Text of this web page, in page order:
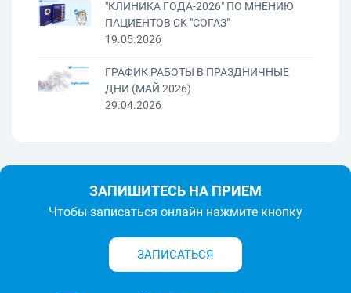
"КЛИНИКА ГОДА-2026" ПО МНЕНИЮ
ПАЦИЕНТОВ СК "СОГАЗ"
19.05.2026
ГРАФИК РАБОТЫ В ПРАЗДНИЧНЫЕ
ДНИ (МАЙ 2026)
29.04.2026
ЗАПИШИТЕСЬ НА ПРИЕМ
Чтобы записаться онлайн нажмите кнопку
ЗАПИСАТЬСЯ